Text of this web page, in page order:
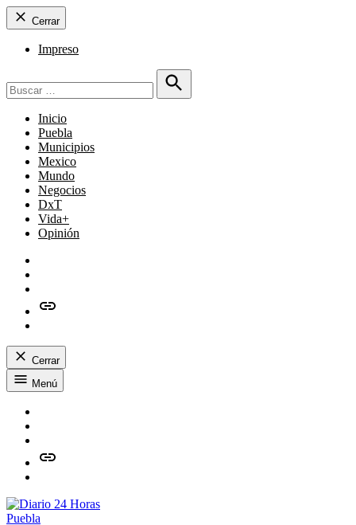
Cerrar
Impreso
Buscar
Inicio
Puebla
Municipios
Mexico
Mundo
Negocios
DxT
Vida+
Opinión
issuu
Cerrar
Saltar
al
Menú
issuu